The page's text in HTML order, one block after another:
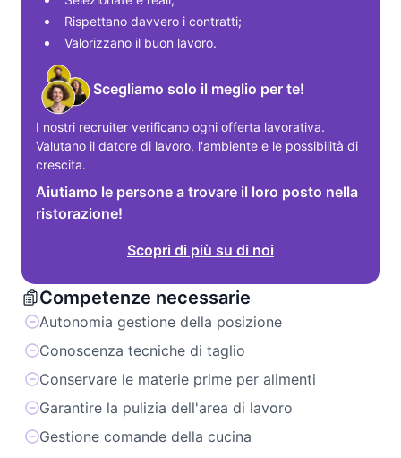
Rispettano davvero i contratti;
Valorizzano il buon lavoro.
Scegliamo solo il meglio per te!
I nostri recruiter verificano ogni offerta lavorativa.
Valutano il datore di lavoro, l'ambiente e le possibilità di
crescita.
Aiutiamo le persone a trovare il loro posto nella
ristorazione!
Scopri di più su di noi
Competenze necessarie
Autonomia gestione della posizione
Conoscenza tecniche di taglio
Conservare le materie prime per alimenti
Garantire la pulizia dell'area di lavoro
Gestione comande della cucina